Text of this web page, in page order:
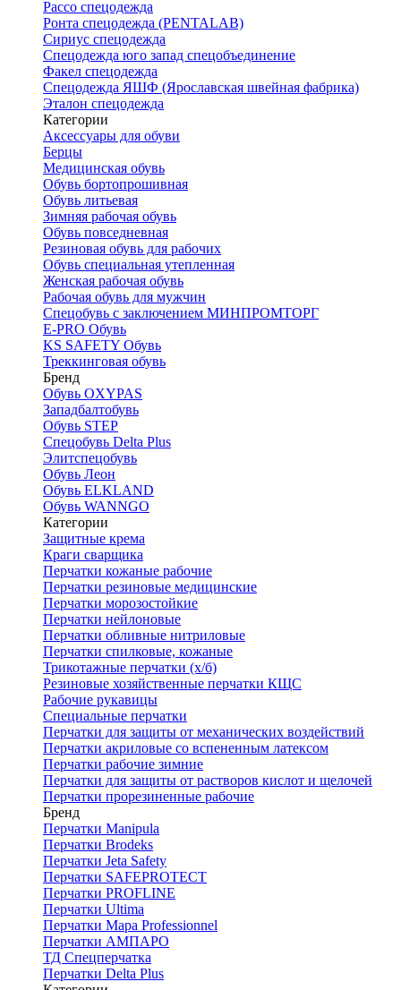
Рассо спецодежда
Ронта спецодежда (PENTALAB)
Сириус спецодежда
Спецодежда юго запад спецобъединение
Факел спецодежда
Спецодежда ЯШФ (Ярославская швейная фабрика)
Эталон спецодежда
Категории
Аксессуары для обуви
Берцы
Медицинская обувь
Обувь бортопрошивная
Обувь литьевая
Зимняя рабочая обувь
Обувь повседневная
Резиновая обувь для рабочих
Обувь специальная утепленная
Женская рабочая обувь
Рабочая обувь для мужчин
Спецобувь с заключением МИНПРОМТОРГ
E-PRO Обувь
KS SAFETY Обувь
Треккинговая обувь
Бренд
Обувь OXYPAS
Западбалтобувь
Обувь STEP
Спецобувь Delta Plus
Элитспецобувь
Обувь Леон
Обувь ELKLAND
Обувь WANNGO
Категории
Защитные крема
Краги сварщика
Перчатки кожаные рабочие
Перчатки резиновые медицинские
Перчатки морозостойкие
Перчатки нейлоновые
Перчатки обливные нитриловые
Перчатки спилковые, кожаные
Трикотажные перчатки (х/б)
Резиновые хозяйственные перчатки КЩС
Рабочие рукавицы
Специальные перчатки
Перчатки для защиты от механических воздействий
Перчатки акриловые со вспененным латексом
Перчатки рабочие зимние
Перчатки для защиты от растворов кислот и щелочей
Перчатки прорезиненные рабочие
Бренд
Перчатки Manipula
Перчатки Brodeks
Перчатки Jeta Safety
Перчатки SAFEPROTECT
Перчатки PROFLINE
Перчатки Ultima
Перчатки Мара Professionnel
Перчатки АМПАРО
ТД Спецперчатка
Перчатки Delta Plus